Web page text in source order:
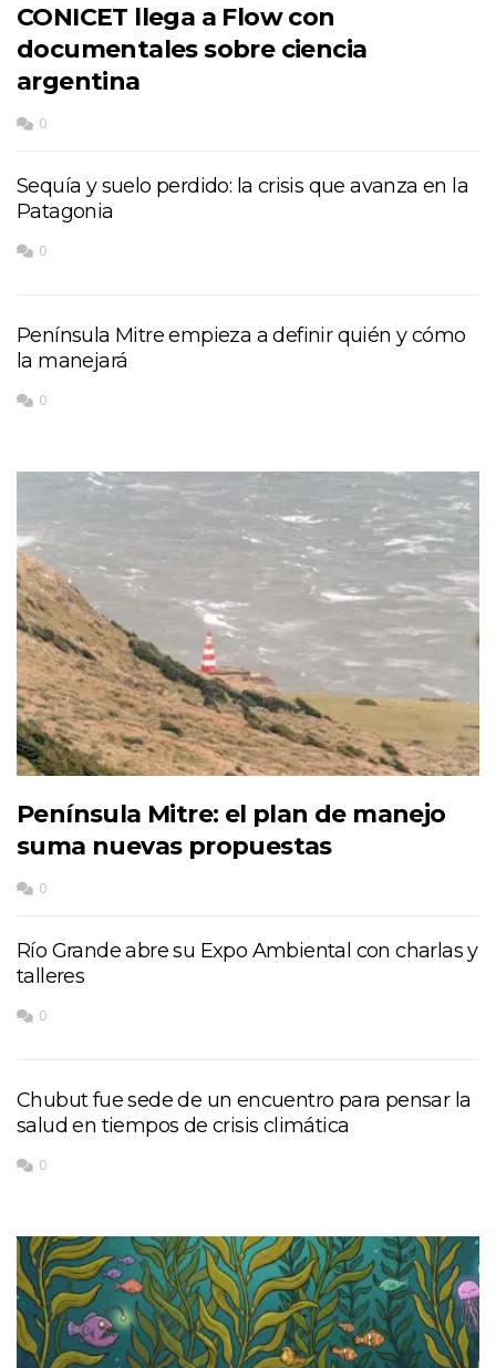
CONICET llega a Flow con
documentales sobre ciencia
argentina
0
Sequía y suelo perdido: la crisis que avanza en la
Patagonia
0
Península Mitre empieza a definir quién y cómo
la manejará
0
Península Mitre: el plan de manejo
suma nuevas propuestas
0
Río Grande abre su Expo Ambiental con charlas y
talleres
0
Chubut fue sede de un encuentro para pensar la
salud en tiempos de crisis climática
0